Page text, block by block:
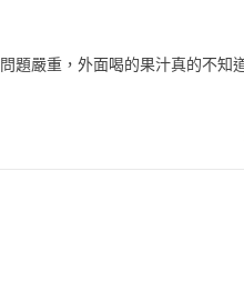
題嚴重，外面喝的果汁真的不知